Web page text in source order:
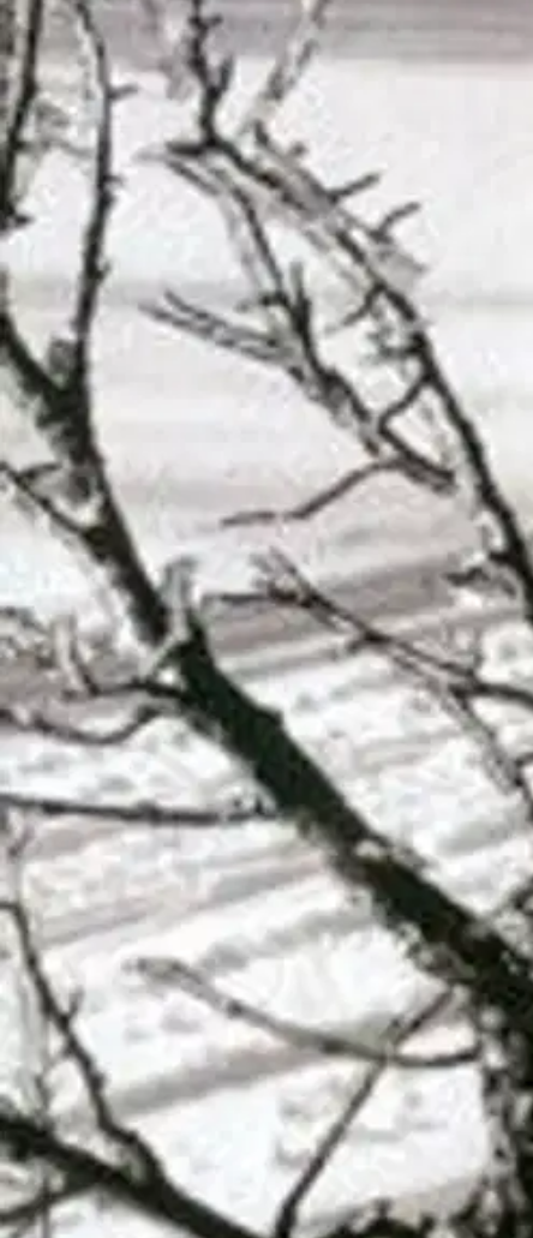
Ei saatavilla
Tuotekuvaus
Mitä on oivaltaminen? Voiko ajattelun ja elämän oravanpyörästä
arjessaan ja vaelluksellaan kohti uutta oivallusta, ja G, joka on
kymmenen keskustelua elämästä.Aiheet käsittelevät jatkuvaa
juuria, mielen pirstoutumista sekä tietämisen rajojen ylittämistä.
Näytä lisää tuotekuvausta
Ominaisuudet
Oletko tyytyväinen tuotetietoihin?
Ovatko tuotetiedot riittävät? Jos tuotetiedoissa on puutteita tai niitä
Anna palautetta, Avautuu uuteen välilehteen
Ilmainen palautus 30 päivää.*
Nouto myymälästä ilman toimituskuluja.
Asiakasomistajalle Bonusta jopa 5 %.*
Verkkokauppa
Ohjeet
Ensitilaajan pikaopas
Myymälänouto
Palautukset
Reklamaatio
Takuu ja huolto
Toimitustavat
Maksutavat
Asennuspalvelut
Tilaus- ja toimitusehdot
Käyttöehdot
Tietosuojakäytäntö
Saavutettavuus
Vastuullisuus
Sivukartta
Mitä pidät Prisma.fi-verkkokaupasta?